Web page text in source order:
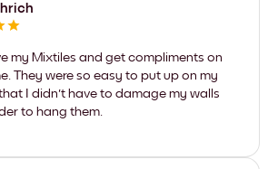
my Mixtiles and get compliments on
They were so easy to put up on my
I didn't have to damage my walls
to hang them.